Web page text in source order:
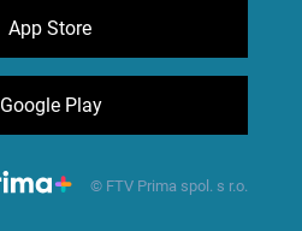
App Store
Google Play
© FTV Prima spol. s r.o.